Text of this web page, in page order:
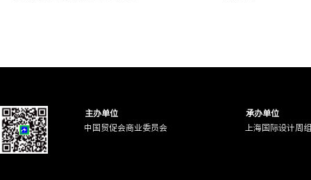
主办单位
承办单位
中国贸促会商业委员会
上海国际设计周